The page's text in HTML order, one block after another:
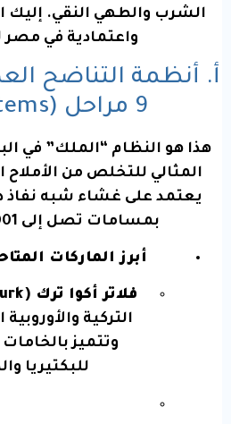
الشرب والطهي النقي. إليك
واعتمادية في مصر
9 مراحل (RO Systems)
هذا هو النظام “الملك” في
المثالي للتخلص من الأملاح
يعتمد على غشاء شبه نفاذ
بمسامات تصل إلى
أبرز الماركات
فلاتر أكوا ترك (Aqua Turk):
التركية
وتتميز
للبكتيريا